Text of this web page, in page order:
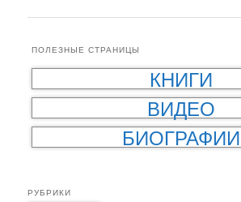
ПОЛЕЗНЫЕ СТРАНИЦЫ
КНИГИ
ВИДЕО
БИОГРАФИИ
РУБРИКИ